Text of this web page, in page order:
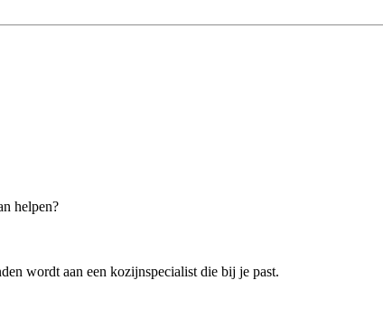
helpen?
wordt aan een kozijnspecialist die bij je past.